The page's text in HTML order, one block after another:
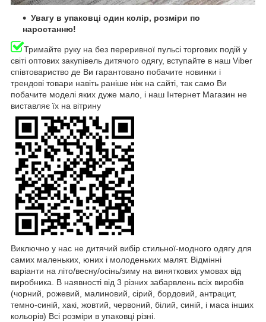
Увагу в упаковці один колір, розміри по
наростанню!
Тримайте руку на без переривної пульсі торгових подій у
світі оптових закупівель дитячого одягу, вступайте в наш Viber
співтовариство де Ви гарантовано побачите новинки і
трендові товари навіть раніше ніж на сайті, так само Ви
побачите моделі яких дуже мало, і наш Інтернет Магазин не
виставляє їх на вітрину
Виключно у нас не дитячий вибір стильної-модного одягу для
самих маленьких, юних і молоденьких малят. Відмінні
варіанти на літо/весну/осінь/зиму на виняткових умовах від
виробника. В наявності від 3 різних забарвлень всіх виробів
(чорний, рожевий, малиновий, сірий, бордовий, антрацит,
темно-синій, хакі, жовтий, червоний, білий, синій, і маса інших
кольорів) Всі розміри в упаковці різні.